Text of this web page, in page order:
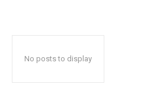
No posts to display